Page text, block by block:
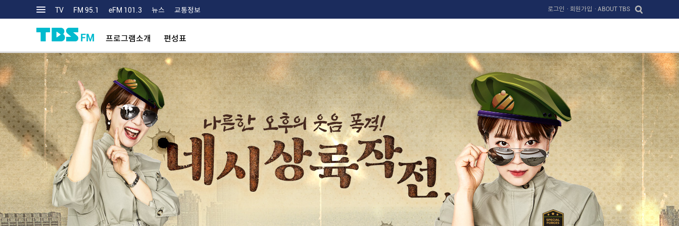
TV FM 95.1 eFM 101.3 뉴스 교통정보 로그인 · 회원가입 · ABOUT TBS
FM 프로그램소개 편성표